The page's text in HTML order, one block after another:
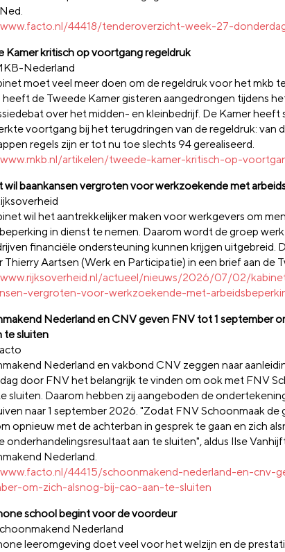
44418/tenderoverzicht-week-27-
Kamer kritisch op voortgang regeldruk
Nederland
moet veel meer doen om de regeldruk voor het mkb
heeft de Tweede Kamer gisteren aangedrongen tijdens
over het midden- en kleinbedrijf. De Kamer heeft
voortgang bij het terugdringen van de regeldruk: van
regels zijn er tot nu toe slechts 94 gerealiseerd.
artikelen/tweede-kamer-kritisch-op-
wil baankansen vergroten voor werkzoekende met
wil het aantrekkelijker maken voor werkgevers om
in dienst te nemen. Daarom wordt de groep
financiële ondersteuning kunnen krijgen uitgebreid.
Thierry Aartsen (Werk en Participatie) in een brief aan de
actueel/nieuws/2026/07/02/
vergroten-voor-werkzoekende-met-
Nederland en CNV geven FNV tot 1 september
te sluiten
Nederland en vakbond CNV zeggen naar
door FNV het belangrijk te vinden om ook met FNV
sluiten. Daarom hebben zij aangeboden de
naar 1 september 2026. "Zodat FNV Schoonmaak de
opnieuw met de achterban in gesprek te gaan en zich
onderhandelingsresultaat aan te sluiten", aldus Ilse
Nederland.
44415/schoonmakend-nederland-en-cnv-
om-zich-alsnog-bij-cao-aan-te-sluiten
school begint voor de voordeur
Nederland
leeromgeving doet veel voor het welzijn en de